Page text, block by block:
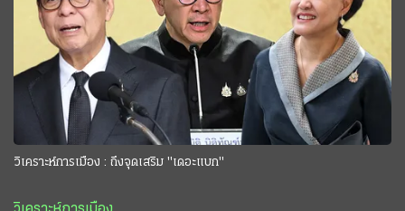
วิเคราะห์การเมือง : ถึงจุดเสริม "เดอะแบก"